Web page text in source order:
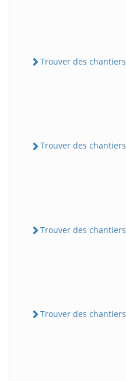
Trouver des chantiers
Trouver des chantiers
Trouver des chantiers
Trouver des chantiers